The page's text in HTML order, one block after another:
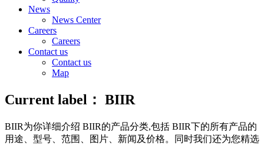
News
News Center
Careers
Careers
Contact us
Contact us
Map
Current label： BIIR
BIIR为你详细介绍 BIIR的产品分类,包括 BIIR下的所有产品的
用途、型号、范围、图片、新闻及价格。同时我们还为您精选